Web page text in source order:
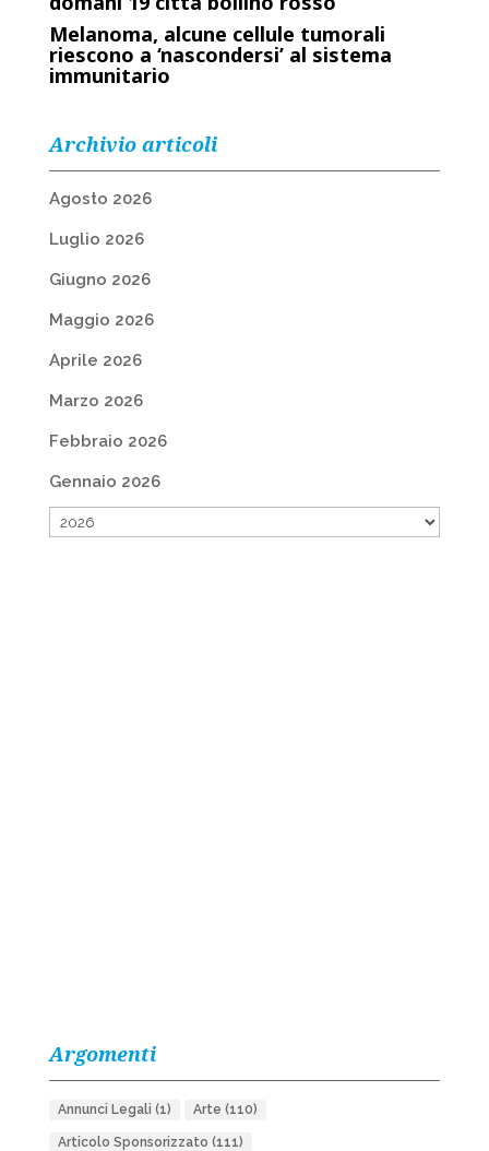
Melanoma, alcune cellule tumorali
riescono a ‘nascondersi’ al sistema
immunitario
Archivio articoli
Agosto 2026
Luglio 2026
Giugno 2026
Maggio 2026
Aprile 2026
Marzo 2026
Febbraio 2026
Gennaio 2026
Argomenti
Annunci Legali (1) Arte (110)
Articolo Sponsorizzato (111)